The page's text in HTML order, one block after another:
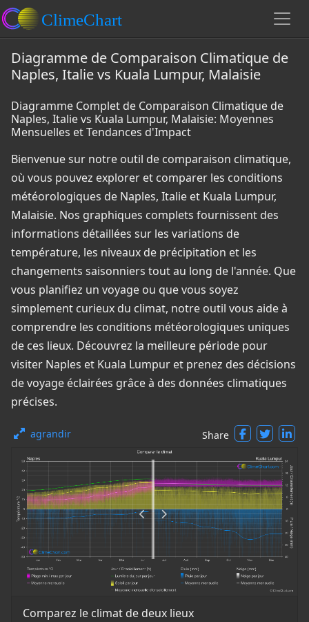
Diagramme de Comparaison Climatique de
Naples, Italie vs Kuala Lumpur, Malaisie
Diagramme Complet de Comparaison Climatique de
Naples, Italie vs Kuala Lumpur, Malaisie: Moyennes
Mensuelles et Tendances d'Impact
Bienvenue sur notre outil de comparaison climatique,
où vous pouvez explorer et comparer les conditions
météorologiques de Naples, Italie et Kuala Lumpur,
Malaisie. Nos graphiques complets fournissent des
informations détaillées sur les variations de
température, les niveaux de précipitation et les
changements saisonniers tout au long de l'année. Que
vous planifiez un voyage ou que vous soyez
simplement curieux du climat, notre outil vous aide à
comprendre les conditions météorologiques uniques
de ces lieux. Découvrez la meilleure période pour
visiter Naples et Kuala Lumpur et prenez des décisions
de voyage éclairées grâce à des données climatiques
précises.
agrandir Share
Comparez le climat de deux lieux